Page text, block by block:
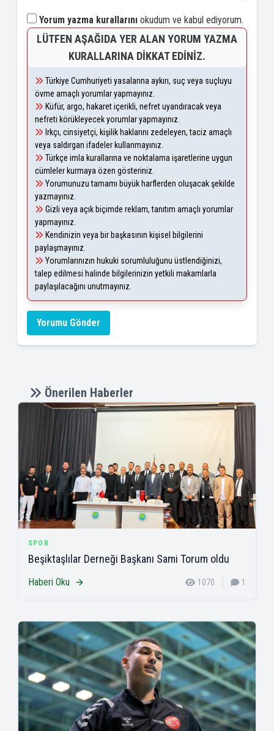
Yorum yazma kurallarını okudum ve kabul ediyorum.
LÜTFEN AŞAĞIDA YER ALAN YORUM YAZMA
KURALLARINA DIKKAT EDINIZ.
Türkiye Cumhuriyeti yasalarına aykırı, suç veya suçluyu
övme amaçlı yorumlar yapmayınız.
Küfür, argo, hakaret içerikli, nefret uyandıracak veya
nefreti körükleyecek yorumlar yapmayınız.
Irkçı, cinsiyetçi, kişilik haklarını zedeleyen, taciz amaçlı
veya saldırgan ifadeler kullanmayınız.
Türkçe imla kurallarına ve noktalama işaretlerine uygun
cümleler kurmaya özen gösteriniz.
Yorumunuzu tamamı büyük harflerden oluşacak şekilde
yazmayınız.
Gizli veya açık biçimde reklam, tanıtım amaçlı yorumlar
yapmayınız.
Kendinizin veya bir başkasının kişisel bilgilerini
paylaşmayınız.
Yorumlarınızın hukuki sorumluluğunu üstlendiğinizi,
talep edilmesi halinde bilgilerinizin yetkili makamlarla
paylaşılacağını unutmayınız.
Yorumu Gönder
Önerilen Haberler
SPOR
Beşiktaşlılar Derneği Başkanı Sami Torum oldu
Haberi Oku 1070 1